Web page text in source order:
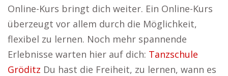
Online-Kurs bringt dich weiter. Ein Online-Kurs
überzeugt vor allem durch die Möglichkeit,
flexibel zu lernen. Noch mehr spannende
Erlebnisse warten hier auf dich: Tanzschule
Gröditz Du hast die Freiheit, zu lernen, wann es